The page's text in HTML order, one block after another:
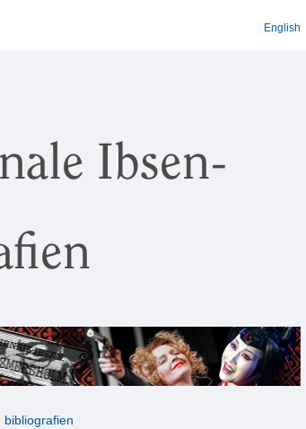
English
Ibsen-
bibliografien